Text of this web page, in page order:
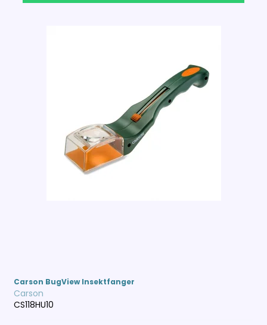
Carson BugView Insektfanger
Carson
CS118HU10